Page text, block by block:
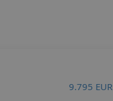
9.795 EUR